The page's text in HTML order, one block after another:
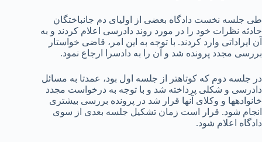
طی جلسه نخست دادگاه بعضی از اولیای دم جانباختگان
حادثه نظرات خود را در مورد روند دادرسی اعلام کردند و به
آن ایراداتی وارد کردند. با توجه به این امر، قاضی خواستار
بررسی مجدد پرونده شد و آن را به دادسرا ارجاع نمود.
در جلسه دوم که کوتاه­تر از جلسه اول بود، عمدتا به مسائل
دادرسی و شکلی پرداخته شد و با توجه به درخواست مجدد
خانواده­ها و وکلای آنها قرار شد در پرونده بررسی بیشتری
انجام شود. قرار است زمان تشکیل جلسه بعدی از سوی
دادگاه اعلام شود.